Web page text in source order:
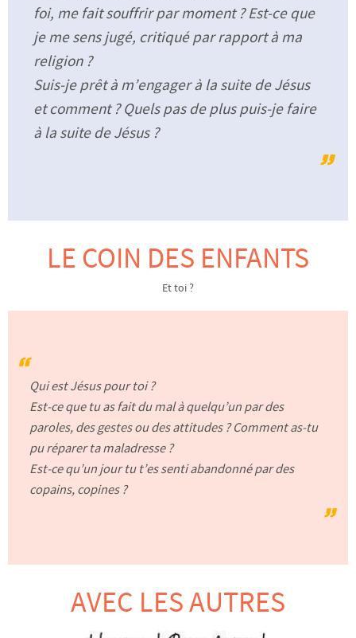
foi, me fait souffrir par moment ? Est-ce que
je me sens jugé, critiqué par rapport à ma
religion ?
Suis-je prêt à m’engager à la suite de Jésus
et comment ? Quels pas de plus puis-je faire
à la suite de Jésus ?
LE COIN DES ENFANTS
Et toi ?
Qui est Jésus pour toi ?
Est-ce que tu as fait du mal à quelqu’un par des
paroles, des gestes ou des attitudes ? Comment as-tu
pu réparer ta maladresse ?
Est-ce qu’un jour tu t’es senti abandonné par des
copains, copines ?
AVEC LES AUTRES